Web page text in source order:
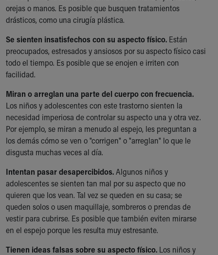
Inside Children's Blog
KidsHealth Topics
Family Library
Educational Resources
Injury Prevention
Medical Records
Symptom Checker
orejas o manos. Es posible que busquen tratamientos
drásticos, como una cirugía plástica.
Se sienten insatisfechos con su aspecto físico. Están
preocupados, estresados y ansiosos por su aspecto físico casi
todo el tiempo. Es posible que se enojen e irriten con
facilidad.
Miran o arreglan una parte del cuerpo con frecuencia.
Los niños y adolescentes con este trastorno sienten la
necesidad imperiosa de controlar su aspecto una y otra vez.
Por ejemplo, se miran a menudo al espejo, les preguntan a
los demás cómo se ven o "corrigen" o "arreglan" lo que le
disgusta muchas veces al día.
Intentan pasar desapercibidos.Algunos niños y
adolescentes se sienten tan mal por su aspecto que no
quieren que los vean. Tal vez se queden en su casa; se
queden solos o usen maquillaje, sombreros o prendas de
vestir para cubrirse. Es posible que también eviten mirarse
en el espejo porque les resulta muy estresante.
Tienen ideas falsas sobre su aspecto físico. Los niños y